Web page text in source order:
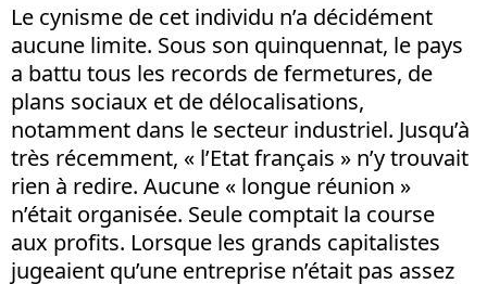
Le cynisme de cet individu n’a décidément
aucune limite. Sous son quinquennat, le pays
a battu tous les records de fermetures, de
plans sociaux et de délocalisations,
notamment dans le secteur industriel. Jusqu’à
très récemment, « l’Etat français » n’y trouvait
rien à redire. Aucune « longue réunion »
n’était organisée. Seule comptait la course
aux profits. Lorsque les grands capitalistes
jugeaient qu’une entreprise n’était pas assez